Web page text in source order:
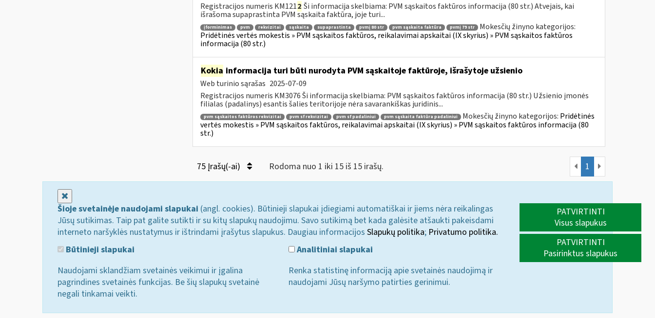
Registracijos numeris KM1212 Ši informacija skelbiama: PVM sąskaitos faktūros informacija (80 str.) Atvejais, kai
išrašoma supaprastinta PVM sąskaita faktūra, joje turi...
įforminimas pvm rekvizitai sąskaita supaprastinta pvmį 80 str pvm sąskaita faktūra pvmį 79 str
Mokesčių žinyno kategorijos:
Pridėtinės vertės mokestis » PVM sąskaitos faktūros, reikalavimai apskaitai (IX skyrius) » PVM sąskaitos faktūros
informacija (80 str.)
Kokia informacija turi būti nurodyta PVM sąskaitoje faktūroje, išrašytoje užsienio
Web turinio sąrašas 2025-07-09
Registracijos numeris KM3076 Ši informacija skelbiama: PVM sąskaitos faktūros informacija (80 str.) Užsienio įmonės
filialas (padalinys) esantis šalies teritorijoje nėra savarankiškas juridinis...
pvm sąskaitos faktūros rekvizitai pvm sf rekvizitai pvm sf padaliniui pvm sąskaita faktūra padaliniui Mokesčių žinyno kategorijos: Pridėtinės
vertės mokestis » PVM sąskaitos faktūros, reikalavimai apskaitai (IX skyrius) » PVM sąskaitos faktūros informacija (80
str.)
75 Įrašų(-ai) Rodoma nuo 1 iki 15 iš 15 irašų. 1
Šioje svetainėje naudojami slapukai (angl. cookies). Būtinieji slapukai įdiegiami automatiškai ir jiems nėra reikalingas
Jūsų sutikimas. Taip pat galite sutikti ir su kitų slapukų naudojimu. Savo sutikimą bet kada galėsite atšaukti pakeisdami
interneto naršyklės nustatymus ir ištrindami įrašytus slapukus. Daugiau informacijos Slapukų politika; Privatumo politika.
Būtinieji slapukai
Naudojami sklandžiam svetainės veikimui ir įgalina
pagrindines svetainės funkcijas. Be šių slapukų svetainė
negali tinkamai veikti.
Analitiniai slapukai
Renka statistinę informaciją apie svetainės naudojimą ir
naudojami Jūsų naršymo patirties gerinimui.
PATVIRTINTI
Visus slapukus
PATVIRTINTI
Pasirinktus slapukus